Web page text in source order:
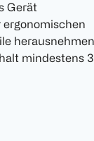
Gerät
mindestens 3